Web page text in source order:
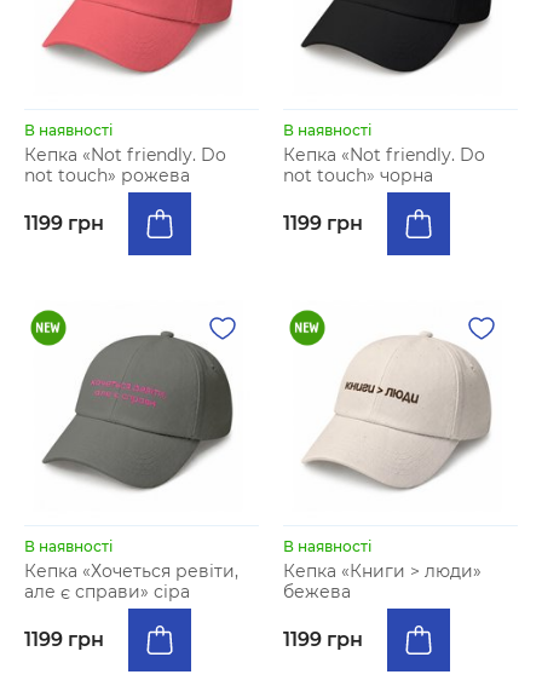
В наявності
Кепка «Not friendly. Do
not touch» рожева
1199 грн
В наявності
Кепка «Not friendly. Do
not touch» чорна
1199 грн
В наявності
Кепка «Хочеться ревіти,
але є справи» сіра
1199 грн
В наявності
Кепка «Книги > люди»
бежева
1199 грн